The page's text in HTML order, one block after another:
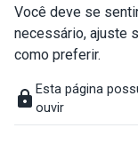
Você deve se
necessário, ajuste
como preferir.
Esta página
ouvir